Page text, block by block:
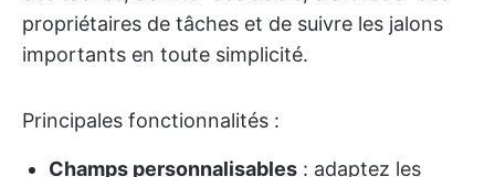
propriétaires de tâches et de suivre les jalons
importants en toute simplicité.
Principales fonctionnalités :
Champs personnalisables : adaptez les